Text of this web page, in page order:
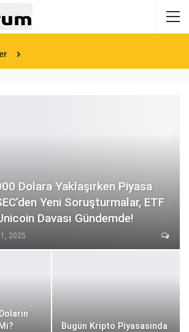
Dolara Yaklaşırken Piyasa
Yeni Soruşturmalar, ETF
Davası Gündemde!
2025
Bugün Kripto Piyasasında